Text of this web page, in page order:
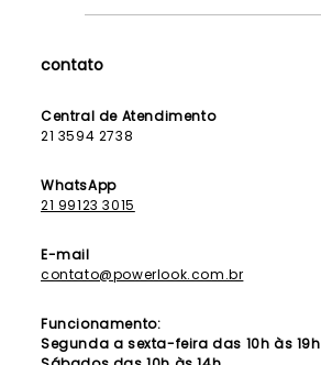
Como Funciona
Lista de Formandas
Política de Privacidade
contato
Central de Atendimento
21 3594 2738
WhatsApp
21 99123 3015
E-mail
contato@powerlook.com.br
Funcionamento:
Segunda a sexta-feira das 10h às 19h